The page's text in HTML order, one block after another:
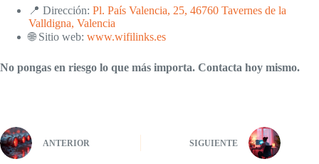
📍 Dirección: Pl. País Valencia, 25, 46760 Tavernes de la
Valldigna, Valencia
🌐 Sitio web: www.wifilinks.es
No pongas en riesgo lo que más importa. Contacta hoy mismo.
ANTERIOR SIGUIENTE